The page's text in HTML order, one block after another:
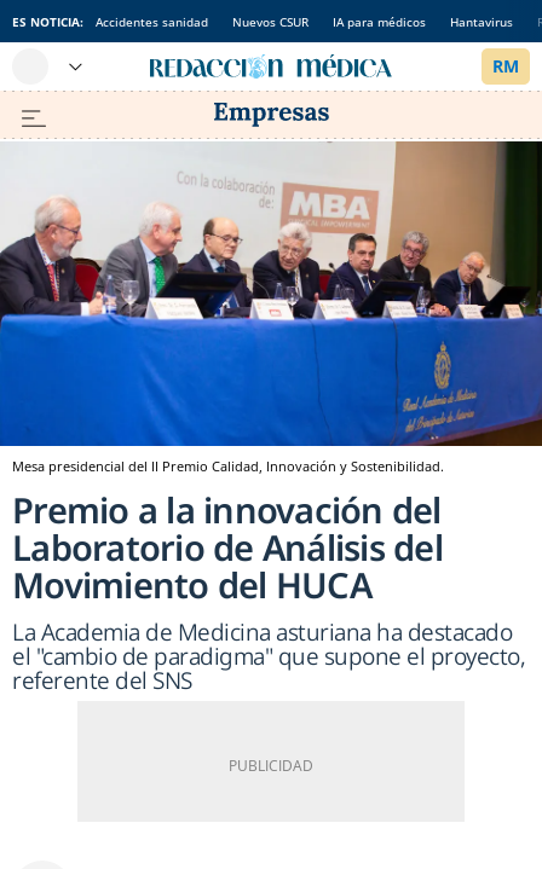
ES NOTICIA: Accidentes sanidad Nuevos CSUR IA para médicos Hantavirus
Mesa presidencial del II Premio Calidad, Innovación y Sostenibilidad.
Premio a la innovación del
Laboratorio de Análisis del
Movimiento del HUCA
La Academia de Medicina asturiana ha destacado
el "cambio de paradigma" que supone el proyecto,
referente del SNS